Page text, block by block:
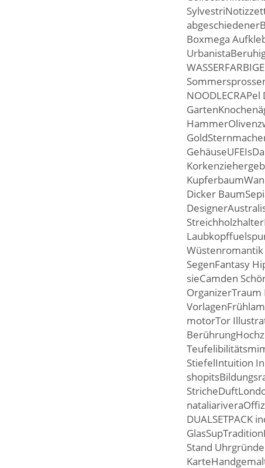
Boxmega
Dicker
SegenFantasy
sieCamden
OrganizerTraum
motorTor
StiefelIntuition
DUALSETPACK
Stand